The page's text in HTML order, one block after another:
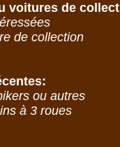
voitures de
de collection
ou autres
à 3 roues